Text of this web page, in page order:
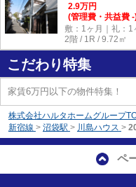
2.9万円
(管理費・共益費 -
敷：1ヶ月｜礼：1
2階 / 1R / 9.72㎡
こだわり特集
家賃6万円以下の物件特集！
株式会社ハルタホームグループ
新宿線 > 沼袋駅 > 川島ハウス >
ペ